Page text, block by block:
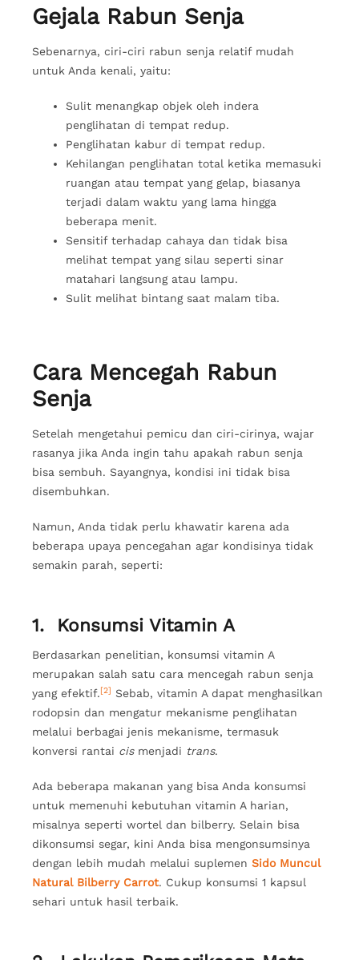
Gejala Rabun Senja
Sebenarnya, ciri-ciri rabun senja relatif mudah
untuk Anda kenali, yaitu:
Sulit menangkap objek oleh indera
penglihatan di tempat redup.
Penglihatan kabur di tempat redup.
Kehilangan penglihatan total ketika memasuki
ruangan atau tempat yang gelap, biasanya
terjadi dalam waktu yang lama hingga
beberapa menit.
Sensitif terhadap cahaya dan tidak bisa
melihat tempat yang silau seperti sinar
matahari langsung atau lampu.
Sulit melihat bintang saat malam tiba.
Cara Mencegah Rabun
Senja
Setelah mengetahui pemicu dan ciri-cirinya, wajar
rasanya jika Anda ingin tahu apakah rabun senja
bisa sembuh. Sayangnya, kondisi ini tidak bisa
disembuhkan.
Namun, Anda tidak perlu khawatir karena ada
beberapa upaya pencegahan agar kondisinya tidak
semakin parah, seperti:
1. Konsumsi Vitamin A
Berdasarkan penelitian, konsumsi vitamin A
merupakan salah satu cara mencegah rabun senja
yang efektif.[2] Sebab, vitamin A dapat menghasilkan
rodopsin dan mengatur mekanisme penglihatan
melalui berbagai jenis mekanisme, termasuk
konversi rantai cismenjadi trans.
Ada beberapa makanan yang bisa Anda konsumsi
untuk memenuhi kebutuhan vitamin A harian,
misalnya seperti wortel dan bilberry. Selain bisa
dikonsumsi segar, kini Anda bisa mengonsumsinya
dengan lebih mudah melalui suplemen Sido Muncul
Natural Bilberry Carrot. Cukup konsumsi 1 kapsul
sehari untuk hasil terbaik.